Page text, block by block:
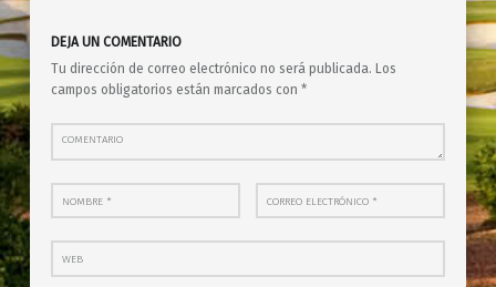
DEJA UN COMENTARIO
Tu dirección de correo electrónico no será publicada. Los
campos obligatorios están marcados con*
Comentario
Nombre
* Correo electrónico
*
Web